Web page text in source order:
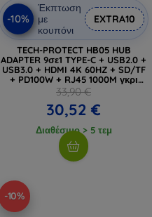
-10%
Έκπτωση
με
κουπόνι
EXTRA10
TECH-PROTECT HB05 HUB
ADAPTER 9σε1 TYPE-C + USB2.0 +
USB3.0 + HDMI 4K 60HZ + SD/TF
+ PD100W + RJ45 1000M γκρι
διαστήματος (5906302360543)
33,90 €
30,52 €
Διαθέσιμο > 5 τεμ
-10%